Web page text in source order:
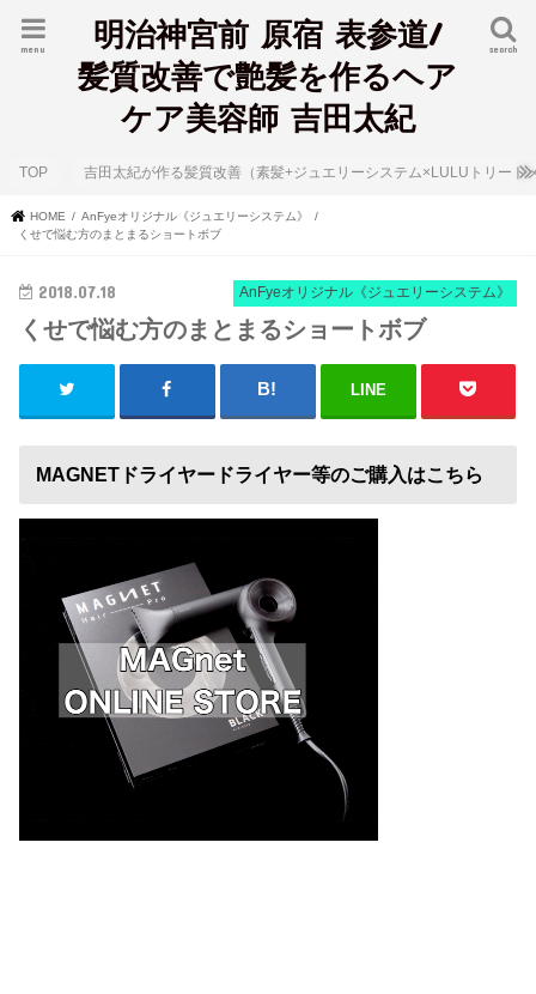
明治神宮前 原宿 表参道/
髪質改善で艶髪を作るヘア
ケア美容師 吉田太紀
search
menu
TOP 吉田太紀が作る髪質改善（素髪+ジュエリーシステム×LULUトリート
HOME
AnFyeオリジナル《ジュエリーシステム》
くせで悩む方のまとまるショートボブ
AnFyeオリジナル《ジュエリーシステム》
2018.07.18
くせで悩む方のまとまるショートボブ
LINE
MAGNETドライヤードライヤー等のご購入はこちら